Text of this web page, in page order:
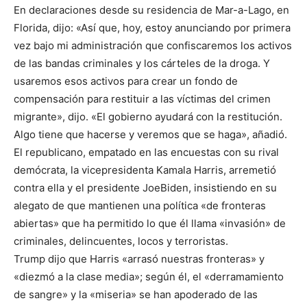
En declaraciones desde su residencia de Mar-a-Lago, en
Florida, dijo: «Así que, hoy, estoy anunciando por primera
vez bajo mi administración que confiscaremos los activos
de las bandas criminales y los cárteles de la droga. Y
usaremos esos activos para crear un fondo de
compensación para restituir a las víctimas del crimen
migrante», dijo. «El gobierno ayudará con la restitución.
Algo tiene que hacerse y veremos que se haga», añadió.
El republicano, empatado en las encuestas con su rival
demócrata, la vicepresidenta Kamala Harris, arremetió
contra ella y el presidente JoeBiden, insistiendo en su
alegato de que mantienen una política «de fronteras
abiertas» que ha permitido lo que él llama «invasión» de
criminales, delincuentes, locos y terroristas.
Trump dijo que Harris «arrasó nuestras fronteras» y
«diezmó a la clase media»; según él, el «derramamiento
de sangre» y la «miseria» se han apoderado de las